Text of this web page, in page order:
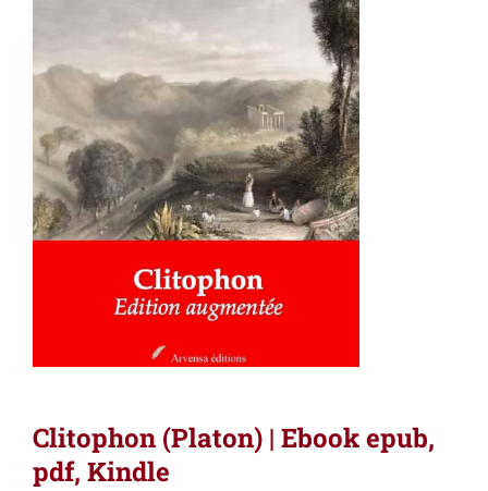
Clitophon (Platon) | Ebook epub,
pdf, Kindle